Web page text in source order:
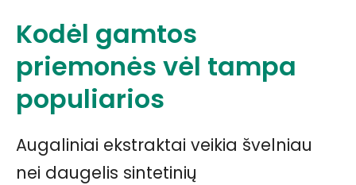
Kodėl gamtos
priemonės vėl tampa
populiarios
Augaliniai ekstraktai veikia švelniau
nei daugelis sintetinių